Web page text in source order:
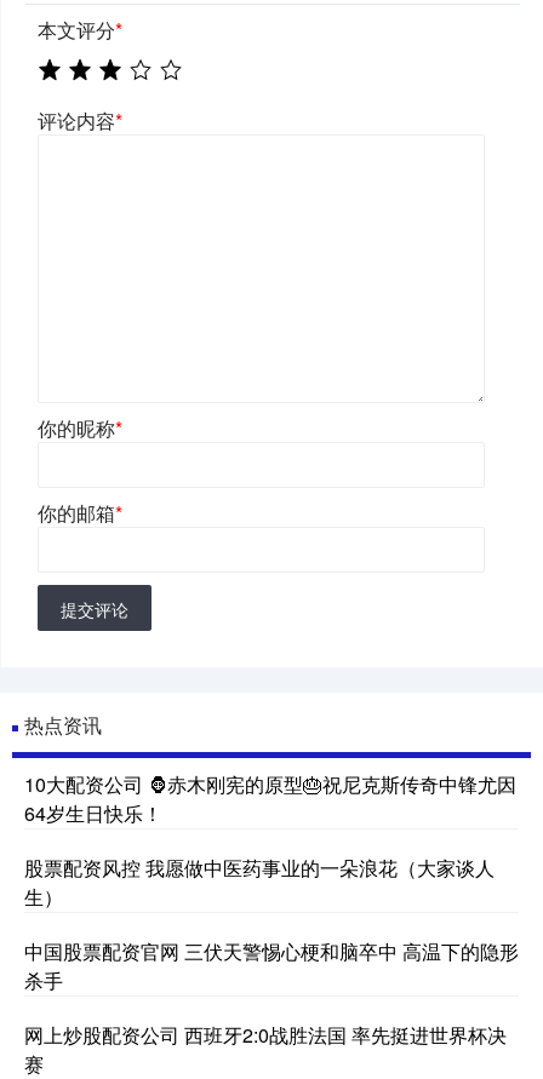
本文评分*
评论内容*
你的昵称*
你的邮箱*
提交评论
热点资讯
10大配资公司 🦍赤木刚宪的原型🎂祝尼克斯传奇中锋尤因
64岁生日快乐！
股票配资风控 我愿做中医药事业的一朵浪花（大家谈人
生）
中国股票配资官网 三伏天警惕心梗和脑卒中 高温下的隐形
杀手
网上炒股配资公司 西班牙2:0战胜法国 率先挺进世界杯决
赛